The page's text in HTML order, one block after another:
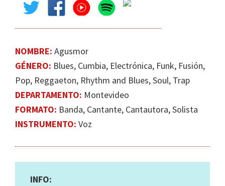
NOMBRE: Agusmor
GÉNERO: Blues, Cumbia, Electrónica, Funk, Fusión,
Pop, Reggaeton, Rhythm and Blues, Soul, Trap
DEPARTAMENTO: Montevideo
FORMATO: Banda, Cantante, Cantautora, Solista
INSTRUMENTO: Voz
INFO: